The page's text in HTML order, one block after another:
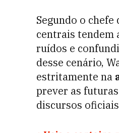
Segundo o
centrais tendem
ruídos e
desse cenário,
estritamente na
prever as
discursos